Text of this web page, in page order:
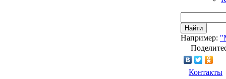
Найти
Например:
Контакты